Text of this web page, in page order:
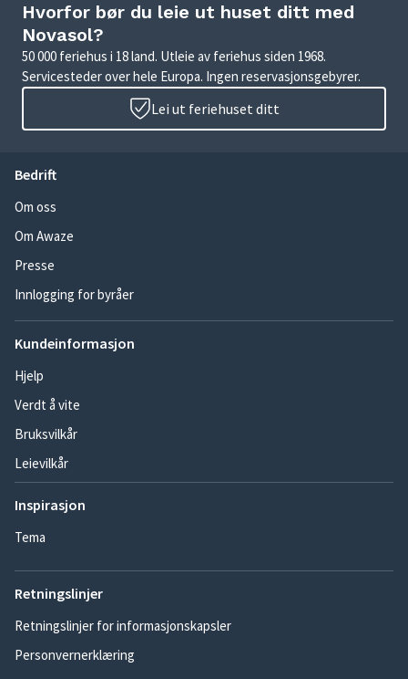
Hvorfor bør du leie ut huset ditt med
Novasol?
50 000 feriehus i 18 land. Utleie av feriehus siden 1968.
Servicesteder over hele Europa. Ingen reservasjonsgebyrer.
Lei ut feriehuset ditt
Bedrift
Om oss
Om Awaze
Presse
Innlogging for byråer
Kundeinformasjon
Hjelp
Verdt å vite
Bruksvilkår
Leievilkår
Inspirasjon
Tema
Retningslinjer
Retningslinjer for informasjonskapsler
Personvernerklæring